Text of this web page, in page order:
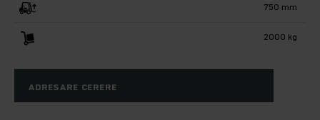
750 mm
2000 kg
ADRESARE CERERE